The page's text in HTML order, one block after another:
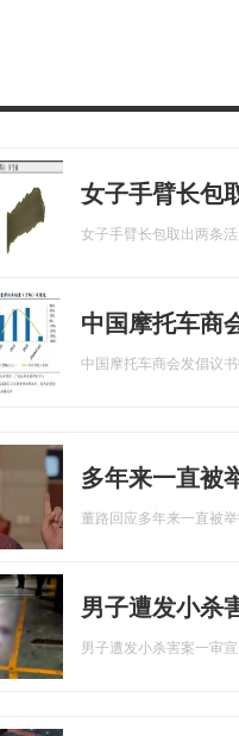
女子手臂长包
女子手臂长包取出两条活
中国摩托车商
中国摩托车商会发倡议
多年来一直被
董路回应多年来一直被
男子遭发小杀
男子遭发小杀害案一审